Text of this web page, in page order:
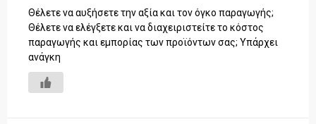
Θέλετε να αυξήσετε την αξία και τον όγκο παραγωγής;
Θέλετε να ελέγξετε και να διαχειριστείτε το κόστος
παραγωγής και εμπορίας των προϊόντων σας; Υπάρχει
ανάγκη